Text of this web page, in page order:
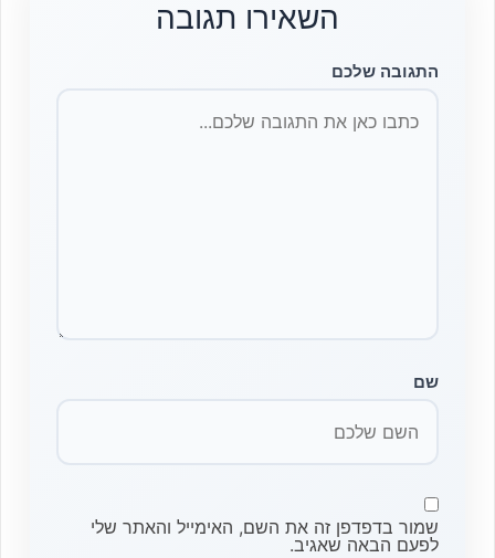
השאירו תגובה
התגובה שלכם
שם
שמור בדפדפן זה את השם, האימייל והאתר שלי
לפעם הבאה שאגיב.